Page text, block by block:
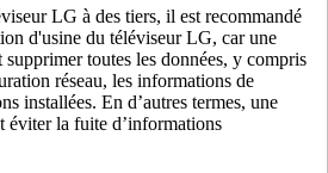
LG à des tiers, il est recommandé
d'usine du téléviseur LG, car une
toutes les données, y compris
réseau, les informations de
installées. En d’autres termes, une
éviter la fuite d’informations